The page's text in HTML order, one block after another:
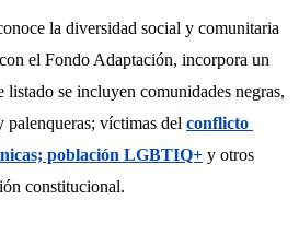
la diversidad social y comunitaria
el Fondo Adaptación, incorpora un
se incluyen comunidades negras,
palenqueras; víctimas del conflicto
población LGBTIQ+ y otros
constitucional.